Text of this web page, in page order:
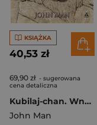
KSIĄŻKA
40,53 zł
69,90 zł - sugerowana
cena detaliczna
Kubilaj-chan. Wnuk Czyngis-chana zapomniany twórca potęgi Chin
John Man